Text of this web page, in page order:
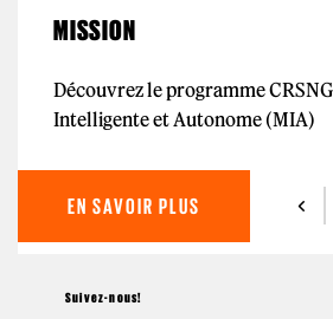
MISSION
Découvrez le programme
Intelligente et Autonome (MIA)
EN SAVOIR PLUS
Suivez-nous!